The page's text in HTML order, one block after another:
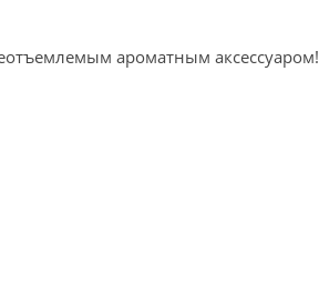
ароматным аксессуаром!